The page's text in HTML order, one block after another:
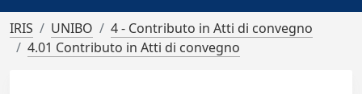
IRIS UNIBO
4 - Contributo in Atti di convegno
4.01 Contributo in Atti di convegno